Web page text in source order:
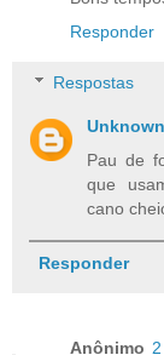
Responder
Respostas
Unknown
Pau de
que
cano
Responder
Anônimo